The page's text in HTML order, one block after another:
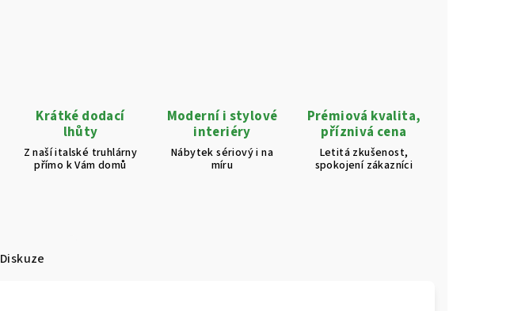
Krátké dodací
lhůty
Z naší italské truhlárny
přímo k Vám domů
Moderní i stylové
interiéry
Nábytek sériový i na
míru
Prémiová kvalita,
příznivá cena
Letitá zkušenost,
spokojení zákazníci
Diskuze